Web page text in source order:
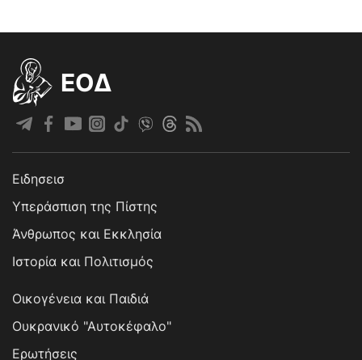
EOΔ
Ειδησεισ
Υπεράσπιση της Πίστης
Άνθρωπος και Εκκλησία
Ιστορία και Πολιτισμός
Οικογένεια και Παιδιά
Ουκρανικό "Αυτοκέφαλο"
Ερωτήσεις